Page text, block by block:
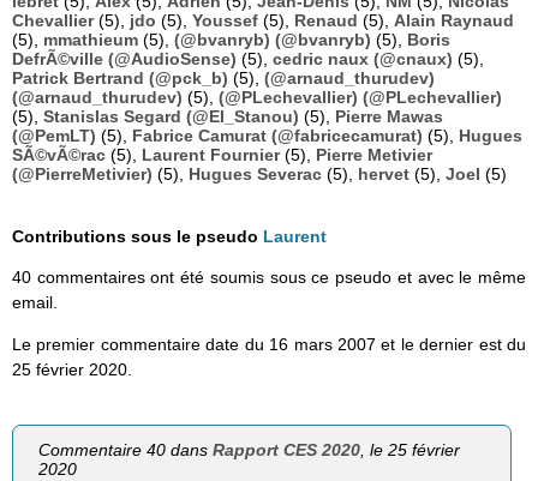
Chevallier(5), jdo (5), Youssef (5), Renaud (5), Alain Raynaud
(5), mmathieum (5), (@bvanryb) (@bvanryb) (5), Boris
DefrÃ©ville (@AudioSense) (5), cedric naux (@cnaux) (5),
Patrick Bertrand (@pck_b) (5), (@arnaud_thurudev)
(@arnaud_thurudev) (5), (@PLechevallier) (@PLechevallier)
(5), Stanislas Segard (@El_Stanou) (5), Pierre Mawas
(@PemLT) (5), Fabrice Camurat (@fabricecamurat) (5), Hugues
SÃ©vÃ©rac (5), Laurent Fournier(5), Pierre Metivier
(@PierreMetivier) (5), Hugues Severac (5), hervet (5), Joel (5)
Contributions sous le pseudo Laurent
40 commentaires ont été soumis sous ce pseudo et avec le même
email.
Le premier commentaire date du 16 mars 2007 et le dernier est du
25 février 2020.
Commentaire 40 dansRapport CES 2020, le 25 février
2020